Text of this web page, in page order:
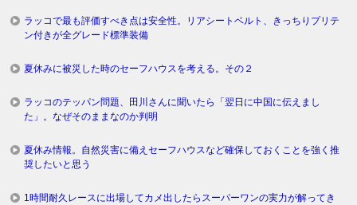
ラッコで最も評価すべき点は安全性。リアシートベルト、きっちりプリテ
ン付きが全グレード標準装備
夏休みに被災した時のセーフハウスを考える。その２
ラッコのテッパン問題、田川さんに聞いたら「翌日に中国に伝えまし
た」。なぜそのままなのか判明
夏休み情報。自然災害に備えセーフハウスなど確保しておくことを強く推
奨したいと思う
1時間耐久レースに出場してカメ出したらスーパーワンの実力が解ってき